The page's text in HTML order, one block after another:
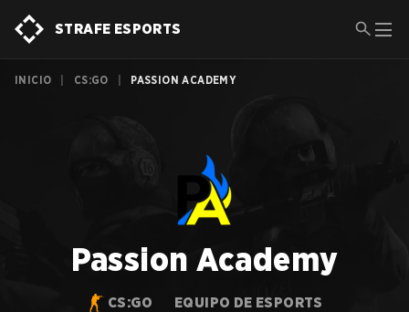
STRAFE ESPORTS
INICIO CS:GO PASSION ACADEMY
Passion Academy
CS:GO EQUIPO DE ESPORTS